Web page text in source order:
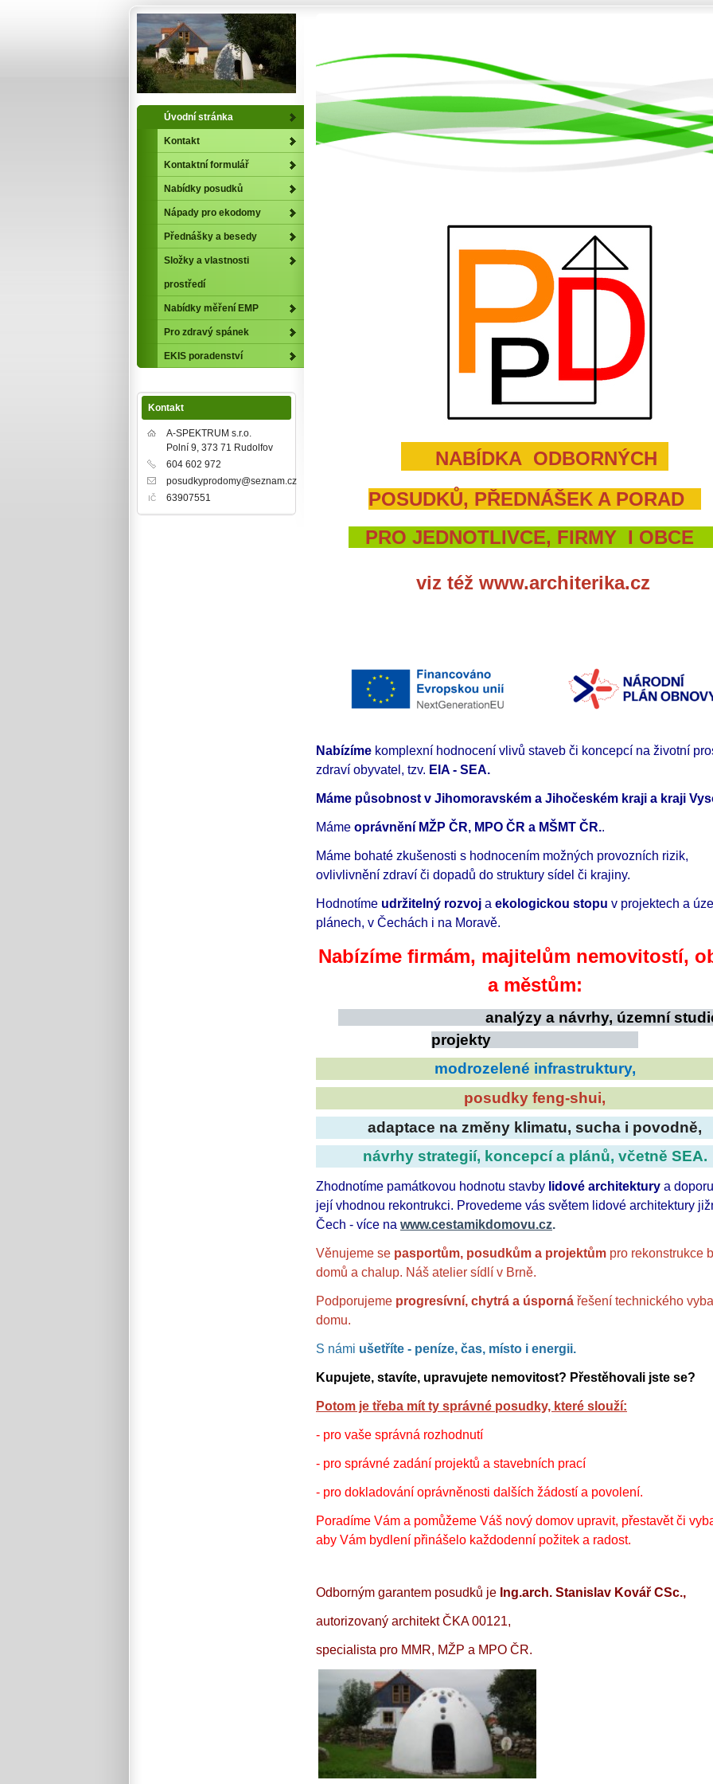
NABÍDKA ODBORNÝCH
POSUDKŮ, PŘEDNÁŠEK A PORAD
PRO JEDNOTLIVCE, FIRMY I
viz též www.architerika.cz
Nabízíme komplexní hodnocení vlivů staveb či koncepcí na životní
zdraví obyvatel, tzv. EIA - SEA.
Máme působnost v Jihomoravském a Jihočeském kraji a kraji
Máme oprávnění MŽP ČR, MPO ČR a MŠMT ČR..
Máme bohaté zkušenosti s hodnocením možných provozních rizik,
ovlivlivnění zdraví či dopadů do struktury sídel či krajiny.
Hodnotíme udržitelný rozvoj a ekologickou stopu v projektech a
plánech, v Čechách i na Moravě.
Nabízíme firmám, majitelům nemovitostí,
a městům:
analýzy a návrhy, územní
projekty
modrozelené infrastruktury,
posudky feng-shui,
adaptace na změny klimatu, sucha i povodně,
návrhy strategií, koncepcí a plánů, včetně SEA.
Zhodnotíme památkovou hodnotu stavby lidové architektury a
její vhodnou rekontrukci. Provedeme vás světem lidové architektury
Čech - více na www.cestamikdomovu.cz.
Věnujeme se pasportům, posudkům a projektům pro rekonstrukce
domů a chalup. Náš atelier sídlí v Brně.
Podporujeme progresívní, chytrá a úsporná řešení technického
domu.
S námi ušetříte - peníze, čas, místo i energii.
Kupujete, stavíte, upravujete nemovitost? Přestěhovali jste se?
Potom je třeba mít ty správné posudky, které slouží:
- pro vaše správná rozhodnutí
- pro správné zadání projektů a stavebních prací
- pro dokladování oprávněnosti dalších žádostí a povolení.
Poradíme Vám a pomůžeme Váš nový domov upravit, přestavět či
aby Vám bydlení přinášelo každodenní požitek a radost.
Odborným garantem posudků je Ing.arch. Stanislav Kovář CSc.,
autorizovaný architekt ČKA 00121,
specialista pro MMR, MŽP a MPO ČR.
Úvodní stránka
Kontakt
Kontaktní formulář
Nabídky posudků
Nápady pro ekodomy
Přednášky a besedy
Složky a vlastnosti
prostředí
Nabídky měření EMP
Pro zdravý spánek
EKIS poradenství
Kontakt
A-SPEKTRUM s.r.o.
Polní 9, 373 71 Rudolfov
604 602 972
posudkyprodomy@seznam.cz
IČ 63907551